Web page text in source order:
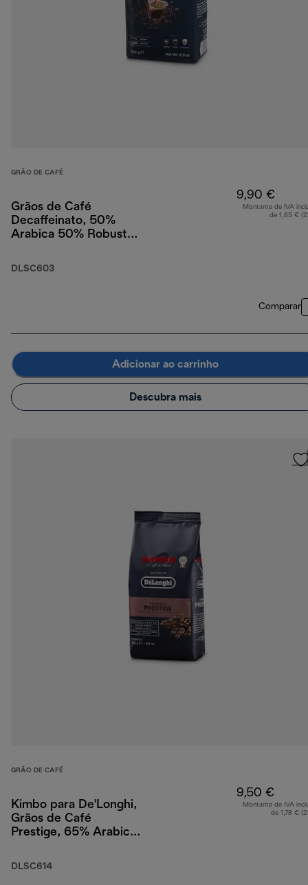
GRÃO DE CAFÉ
Grãos de Café
Decaffeinato, 50%
Arabica 50% Robusta,
DLSC603
9,90 €
Montante de IVA
de 1,85 €
Comparar
Adicionar ao carrinho
Descubra mais
GRÃO DE CAFÉ
Kimbo para De'Longhi,
Grãos de Café
Prestige, 65% Arabica
DLSC614
9,50 €
Montante de IVA
de 1,78 €